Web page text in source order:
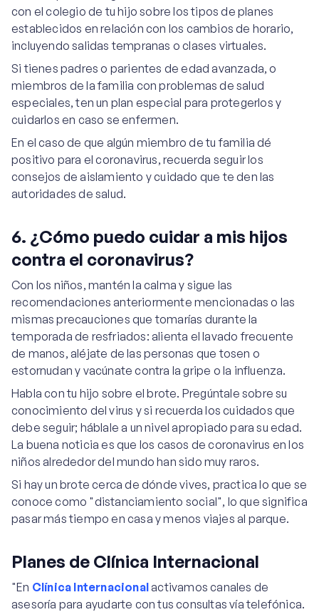
con el colegio de tu hijo sobre los tipos de planes
establecidos en relación con los cambios de horario,
incluyendo salidas tempranas o clases virtuales.
Si tienes padres o parientes de edad avanzada, o
miembros de la familia con problemas de salud
especiales, ten un plan especial para protegerlos y
cuidarlos en caso se enfermen.
En el caso de que algún miembro de tu familia dé
positivo para el coronavirus, recuerda seguir los
consejos de aislamiento y cuidado que te den las
autoridades de salud.
6. ¿Cómo puedo cuidar a mis hijos
contra el coronavirus?
Con los niños, mantén la calma y sigue las
recomendaciones anteriormente mencionadas o las
mismas precauciones que tomarías durante la
temporada de resfriados: alienta el lavado frecuente
de manos, aléjate de las personas que tosen o
estornudan y vacúnate contra la gripe o la influenza.
Habla con tu hijo sobre el brote. Pregúntale sobre su
conocimiento del virus y si recuerda los cuidados que
debe seguir; háblale a un nivel apropiado para su edad.
La buena noticia es que los casos de coronavirus en los
niños alrededor del mundo han sido muy raros.
Si hay un brote cerca de dónde vives, practica lo que se
conoce como "distanciamiento social", lo que significa
pasar más tiempo en casa y menos viajes al parque.
Planes de Clínica Internacional
"En Clínica Internacionalactivamos canales de
asesoría para ayudarte con tus consultas vía telefónica.